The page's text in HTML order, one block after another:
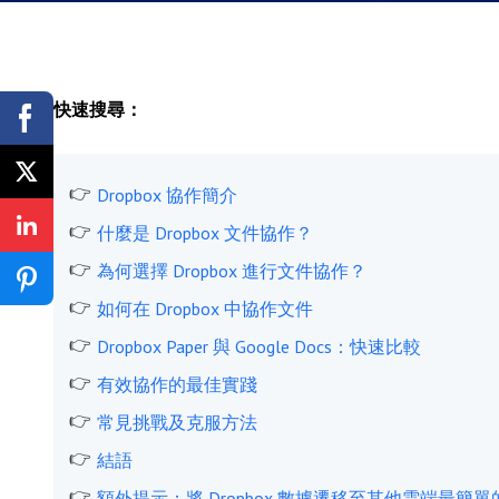
快速搜尋：
Dropbox 協作簡介
什麼是 Dropbox 文件協作？
為何選擇 Dropbox 進行文件協作？
如何在 Dropbox 中協作文件
Dropbox Paper 與 Google Docs：快速比較
有效協作的最佳實踐
常見挑戰及克服方法
結語